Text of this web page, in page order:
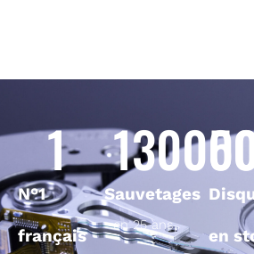
N°1
français
1
Sauvetages
en 25 ans
en